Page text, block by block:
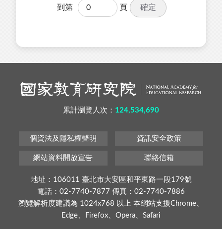
到第 頁 確定
累計瀏覽人次： 124,534,690
個資法及隱私權聲明 資訊安全政策
網站資料開放宣告 聯絡信箱
地址：106011 臺北市大安區和平東路一段179號
電話：02-7740-7877 傳真：02-7740-7886
瀏覽解析度建議為 1024x768 以上 本網站支援Chrome、
Edge、Firefox、Opera、Safari